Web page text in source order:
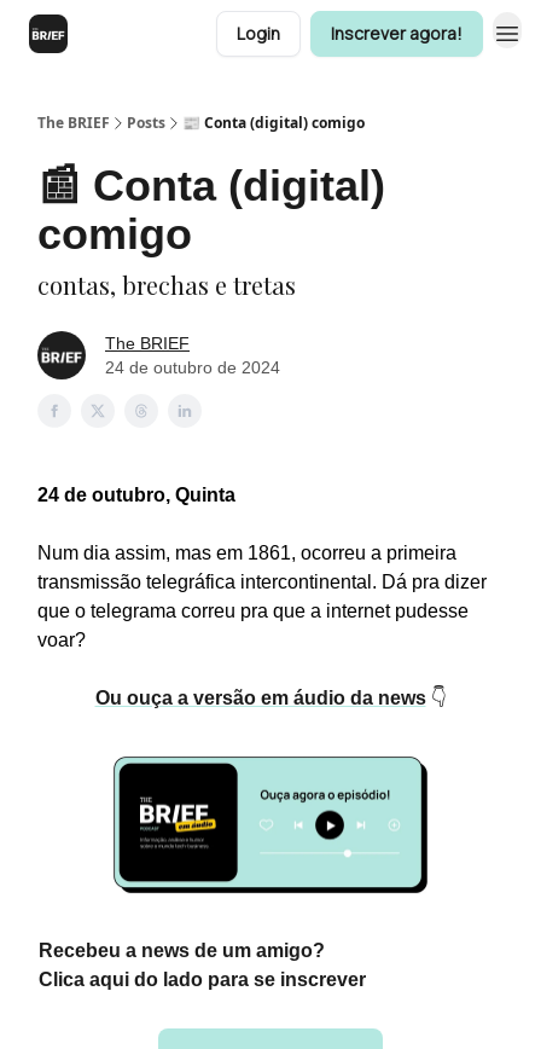
Login Inscrever agora!
The BRIEF Posts 📰 Conta (digital) comigo
📰 Conta (digital)
comigo
contas, brechas e tretas
The BRIEF
24 de outubro de 2024
24 de outubro, Quinta
Num dia assim, mas em 1861, ocorreu a primeira
transmissão telegráfica intercontinental. Dá pra dizer
que o telegrama correu pra que a internet pudesse
voar?
Ou ouça a versão em áudio da news👇
Recebeu a news de um amigo?
Clica aqui do lado para se inscrever